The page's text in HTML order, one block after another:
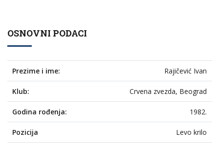
OSNOVNI PODACI
Prezime i ime: Rajičević Ivan
Klub: Crvena zvezda, Beograd
Godina rođenja: 1982.
Pozicija Levo krilo